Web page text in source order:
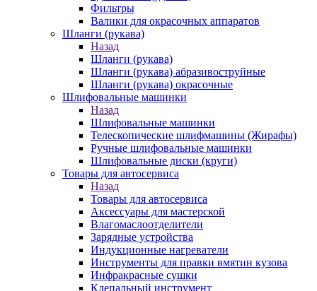
Фильтры
Валики для окрасочных аппаратов
Шланги (рукава)
Назад
Шланги (рукава)
Шланги (рукава) абразивоструйные
Шланги (рукава) окрасочные
Шлифовальные машинки
Назад
Шлифовальные машинки
Телескопические шлифмашины (Жирафы)
Ручные шлифовальные машинки
Шлифовальные диски (круги)
Товары для автосервиса
Назад
Товары для автосервиса
Аксессуары для мастерской
Влагомаслоотделители
Зарядные устройства
Индукционные нагреватели
Инструменты для правки вмятин кузова
Инфракрасные сушки
Клепальный инструмент